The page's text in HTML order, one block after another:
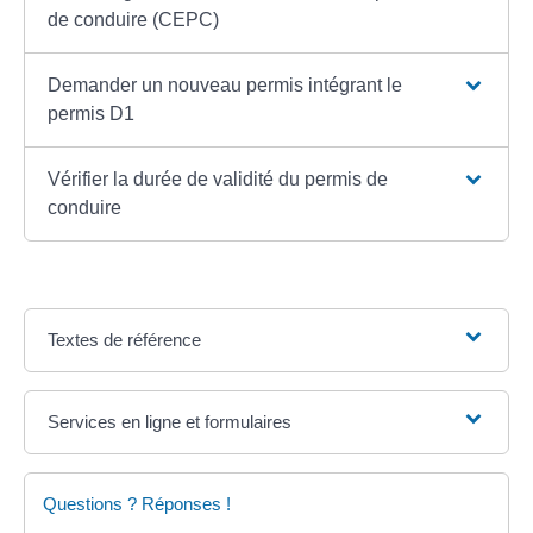
de conduire (CEPC)
Demander un nouveau permis intégrant le
permis D1
Vérifier la durée de validité du permis de
conduire
Textes de référence
Services en ligne et formulaires
Questions ? Réponses !